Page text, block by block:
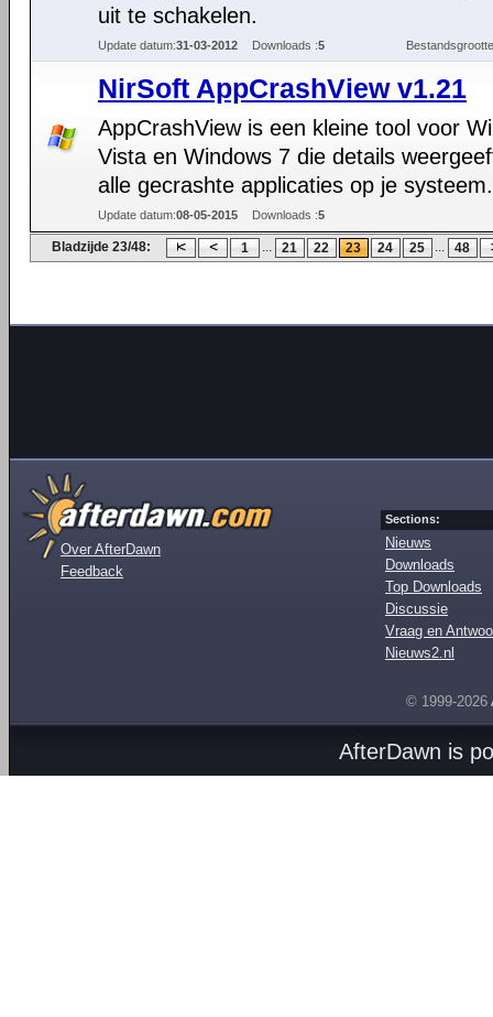
uit te schakelen.
Update datum:31-03-2012 Downloads :5
NirSoft AppCrashView v1.21
AppCrashView is een kleine tool voor
Vista en Windows 7 die details
alle gecrashte applicaties op je systeem.
Update datum:08-05-2015 Downloads :5
Bladzijde 23/48: 1 ... 21 22 23 24 25 ... 48
Over AfterDawn
Feedback
Sections:
Nieuws
Downloads
Top Downloads
Discussie
Vraag en
Nieuws2.nl
© 1999-2026
AfterDawn is